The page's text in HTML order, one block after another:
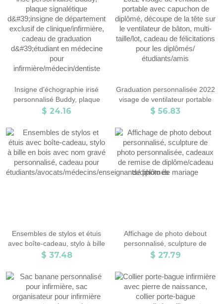
de médecine
pour les enseignants/diplômés
Insigne d'échographie irisé
personnalisé Buddy, plaque
signalétique d'insigne de
clinique/infirmière, cadeau de
graduation d'étudiant en
médecine pour
infirmière/médecin/dentiste
$ 24.16
Graduation personnalisée 2022
visage de ventilateur portable
avec capuchon de diplômé,
ventilateur de bâton, multi-
taille/lot, cadeau de félicitations
pour les diplômés/
étudiants/amis
$ 56.83
Ensembles de stylos et étuis
avec boîte-cadeau, stylo à bille
en bois avec nom gravé
étudiants/avocats/médecins/enseignants/diplômés
$ 37.48
Affichage de photo debout
personnalisé, sculpture de
photo personnalisée, cadeaux
de photo de mariage
$ 27.79